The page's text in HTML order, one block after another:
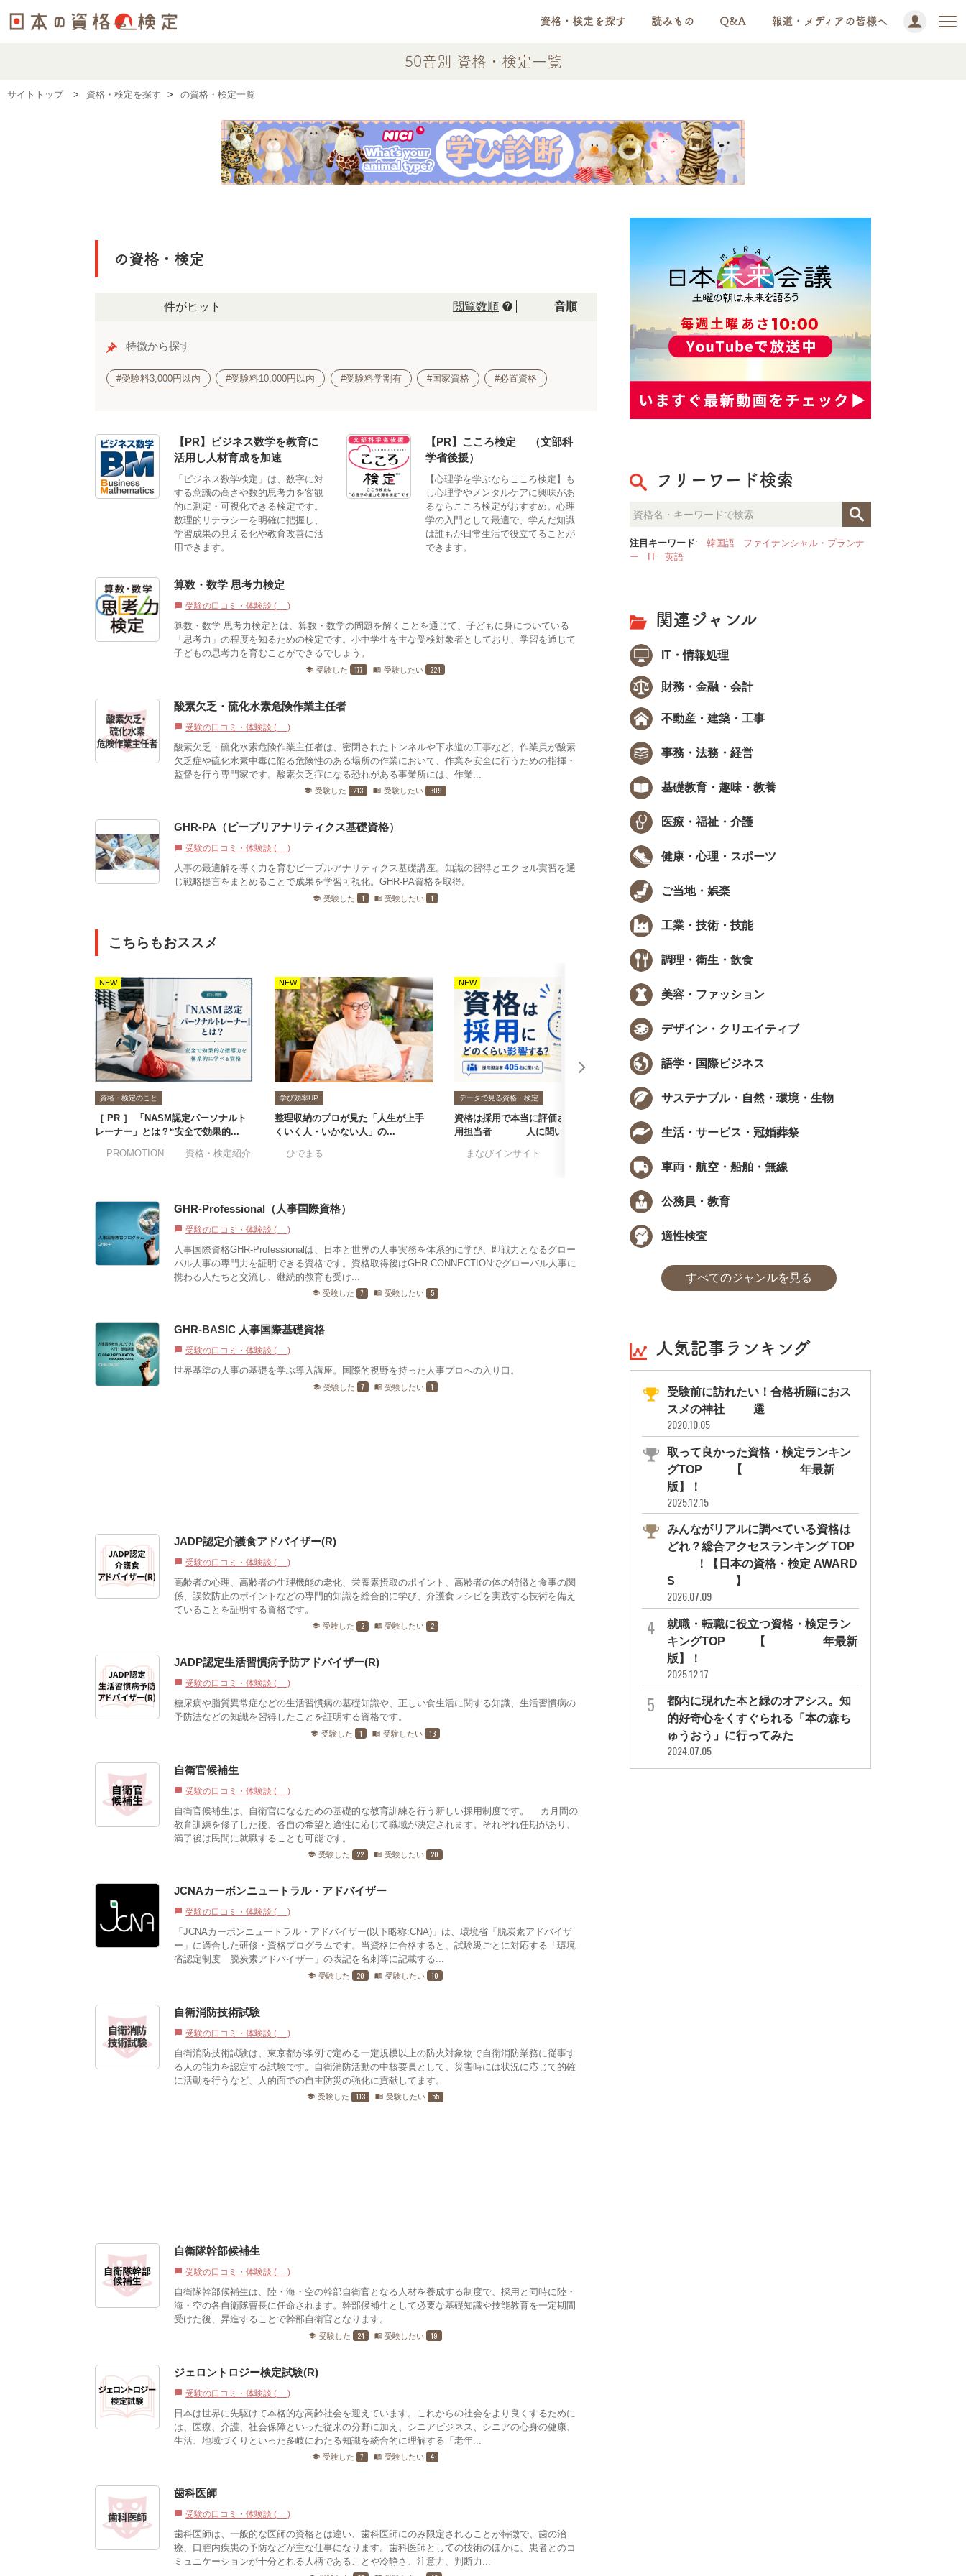
資格・検定を探す 読みもの Q&A 報道・メディアの皆様へ
50音別 資格・検定一覧
サイトトップ 資格・検定を探す の資格・検定一覧
の資格・検定
1289件がヒット 閲覧数順 help 50音順
特徴から探す
#受験料3,000円以内 #受験料10,000円以内 #受験料学割有 #国家資格 #必置資格
【PR】ビジネス数学を教育に
活用し人材育成を加速
「ビジネス数学検定」は、数字に対
する意識の高さや数的思考力を客観
的に測定・可視化できる検定です。
数理的リテラシーを明確に把握し、
学習成果の見える化や教育改善に活
用できます。
【PR】こころ検定®（文部科
学省後援）
【心理学を学ぶならこころ検定】も
し心理学やメンタルケアに興味があ
るならこころ検定がおすすめ。心理
学の入門として最適で、学んだ知識
は誰もが日常生活で役立てることが
できます。
算数・数学 思考力検定
chat_bubble 受験の口コミ・体験談 (2)
算数・数学 思考力検定とは、算数・数学の問題を解くことを通じて、子どもに身についている
「思考力」の程度を知るための検定です。小中学生を主な受検対象者としており、学習を通じて
子どもの思考力を育むことができるでしょう。
school 受験した 177 menu_book 受験したい 224
酸素欠乏・硫化水素危険作業主任者
chat_bubble 受験の口コミ・体験談 (1)
酸素欠乏・硫化水素危険作業主任者は、密閉されたトンネルや下水道の工事など、作業員が酸素
欠乏症や硫化水素中毒に陥る危険性のある場所の作業において、作業を安全に行うための指揮・
監督を行う専門家です。酸素欠乏症になる恐れがある事業所には、作業...
school 受験した 213 menu_book 受験したい 309
GHR-PA（ピープリアナリティクス基礎資格）
chat_bubble 受験の口コミ・体験談 (0)
人事の最適解を導く力を育むピープルアナリティクス基礎講座。知識の習得とエクセル実習を通
じ戦略提言をまとめることで成果を学習可視化。GHR-PA資格を取得。
school 受験した 1 menu_book 受験したい 1
こちらもおススメ
NEW
資格・検定のこと
［ PR ］ 「NASM認定パーソナルト
レーナー」とは？“安全で効果的...
#PROMOTION
#資格・検定紹介
NEW
学び効率UP
整理収納のプロが見た「人生が上手
くいく人・いかない人」の...
#ひでまる
NEW
データで見る資格・検定
資格は採用で本当に評価される？採
用担当者405人に聞いた...
#まなびインサイト
NEW
データで見る資格・検定
者405人に聞いた、資格...
インタビュー
GHR-Professional（人事国際資格）
chat_bubble 受験の口コミ・体験談 (0)
人事国際資格GHR-Professionalは、日本と世界の人事実務を体系的に学び、即戦力となるグロー
バル人事の専門力を証明できる資格です。資格取得後はGHR-CONNECTIONでグローバル人事に
携わる人たちと交流し、継続的教育も受け...
school 受験した 7 menu_book 受験したい 5
GHR-BASIC 人事国際基礎資格
chat_bubble 受験の口コミ・体験談 (0)
世界基準の人事の基礎を学ぶ導入講座。国際的視野を持った人事プロへの入り口。
school 受験した 7 menu_book 受験したい 1
JADP認定介護食アドバイザー(R)
chat_bubble 受験の口コミ・体験談 (0)
高齢者の心理、高齢者の生理機能の老化、栄養素摂取のポイント、高齢者の体の特徴と食事の関
係、誤飲防止のポイントなどの専門的知識を総合的に学び、介護食レシピを実践する技術を備え
ていることを証明する資格です。
school 受験した 2 menu_book 受験したい 2
JADP認定生活習慣病予防アドバイザー(R)
chat_bubble 受験の口コミ・体験談 (0)
糖尿病や脂質異常症などの生活習慣病の基礎知識や、正しい食生活に関する知識、生活習慣病の
予防法などの知識を習得したことを証明する資格です。
school 受験した 1 menu_book 受験したい 13
自衛官候補生
chat_bubble 受験の口コミ・体験談 (0)
自衛官候補生は、自衛官になるための基礎的な教育訓練を行う新しい採用制度です。3カ月間の
教育訓練を修了した後、各自の希望と適性に応じて職域が決定されます。それぞれ任期があり、
満了後は民間に就職することも可能です。
school 受験した 22 menu_book 受験したい 20
JCNAカーボンニュートラル・アドバイザー
chat_bubble 受験の口コミ・体験談 (0)
「JCNAカーボンニュートラル・アドバイザー(以下略称:CNA)」は、環境省「脱炭素アドバイザ
ー」に適合した研修・資格プログラムです。当資格に合格すると、試験級ごとに対応する「環境
省認定制度 脱炭素アドバイザー」の表記を名刺等に記載する...
school 受験した 20 menu_book 受験したい 10
自衛消防技術試験
chat_bubble 受験の口コミ・体験談 (1)
自衛消防技術試験は、東京都が条例で定める一定規模以上の防火対象物で自衛消防業務に従事す
る人の能力を認定する試験です。自衛消防活動の中核要員として、災害時には状況に応じて的確
に活動を行うなど、人的面での自主防災の強化に貢献してます。
school 受験した 113 menu_book 受験したい 55
自衛隊幹部候補生
chat_bubble 受験の口コミ・体験談 (0)
自衛隊幹部候補生は、陸・海・空の幹部自衛官となる人材を養成する制度で、採用と同時に陸・
海・空の各自衛隊曹長に任命されます。幹部候補生として必要な基礎知識や技能教育を一定期間
受けた後、昇進することで幹部自衛官となります。
school 受験した 24 menu_book 受験したい 19
ジェロントロジー検定試験(R)
chat_bubble 受験の口コミ・体験談 (0)
日本は世界に先駆けて本格的な高齢社会を迎えています。これからの社会をより良くするために
は、医療、介護、社会保障といった従来の分野に加え、シニアビジネス、シニアの心身の健康、
生活、地域づくりといった多岐にわたる知識を統合的に理解する「老年...
school 受験した 7 menu_book 受験したい 4
歯科医師
chat_bubble 受験の口コミ・体験談 (0)
歯科医師は、一般的な医師の資格とは違い、歯科医師にのみ限定されることが特徴で、歯の治
療、口腔内疾患の予防などが主な仕事になります。歯科医師としての技術のほかに、患者とのコ
ミュニケーションが十分とれる人柄であることや冷静さ、注意力、判断力...
フリーワード検索
注目キーワード: 韓国語
ファイナンシャル・プランナ
ー
IT 英語
関連ジャンル
IT・情報処理
財務・金融・会計
不動産・建築・工事
事務・法務・経営
基礎教育・趣味・教養
医療・福祉・介護
健康・心理・スポーツ
ご当地・娯楽
工業・技術・技能
調理・衛生・飲食
美容・ファッション
デザイン・クリエイティブ
語学・国際ビジネス
サステナブル・自然・環境・生物
生活・サービス・冠婚葬祭
車両・航空・船舶・無線
公務員・教育
適性検査
すべてのジャンルを見る
人気記事ランキング
受験前に訪れたい！合格祈願におス
スメの神社11選
2020.10.05
取って良かった資格・検定ランキン
グTOP10【2026年最新
版】！
2025.12.15
みんながリアルに調べている資格は
どれ？総合アクセスランキング TOP
10！【日本の資格・検定 AWARD
S 2026】
2026.07.09
就職・転職に役立つ資格・検定ラン
キングTOP30【2026年最新
版】！
2025.12.17
都内に現れた本と緑のオアシス。知
的好奇心をくすぐられる「本の森ち
ゅうおう」に行ってみた
2024.07.05